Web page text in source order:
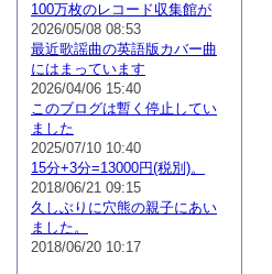
100万枚のレコード収集館が
2026/05/08 08:53
最近歌謡曲の英語版カバー曲
にはまっています
2026/04/06 15:40
このブログは暫く停止してい
ました
2025/07/10 10:40
15分+3分=13000円(税別)。
2018/06/21 09:15
久しぶりに穴熊の親子にあい
ました。
2018/06/20 10:17